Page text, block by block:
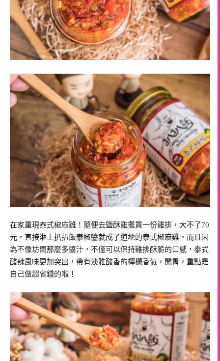
在家重現泰式椒麻雞！隨便去鹽酥雞攤買一份雞排，大不了70
元，直接淋上扒扒飯泰椒醬就成了道地的泰式椒麻雞，而且因
為不像坊間那麼多醬汁，不僅可以保持雞排酥脆的口感，泰式
酸辣風味更加突出，帶有淡雅酸香的檸檬香氣，開胃，重點是
自己做超省錢的啦！